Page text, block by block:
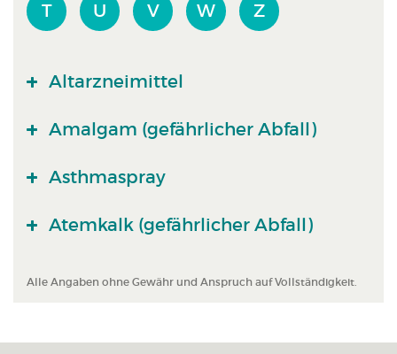
T U V W Z
Altarzneimittel
Amalgam (gefährlicher Abfall)
Asthmaspray
Atemkalk (gefährlicher Abfall)
Alle Angaben ohne Gewähr und Anspruch auf Vollständigkeit.